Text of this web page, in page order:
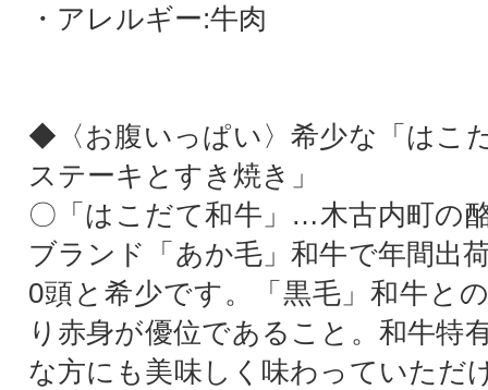
・アレルギー:牛肉
◆〈お腹いっぱい〉希少な「はこ
ステーキとすき焼き」
〇「はこだて和牛」…木古内町の
ブランド「あか毛」和牛で年間出
0頭と希少です。「黒毛」和牛と
り赤身が優位であること。和牛特
な方にも美味しく味わっていただ